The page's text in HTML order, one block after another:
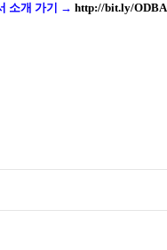
소개 가기 → http://bit.ly/